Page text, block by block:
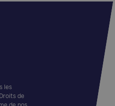
les
de